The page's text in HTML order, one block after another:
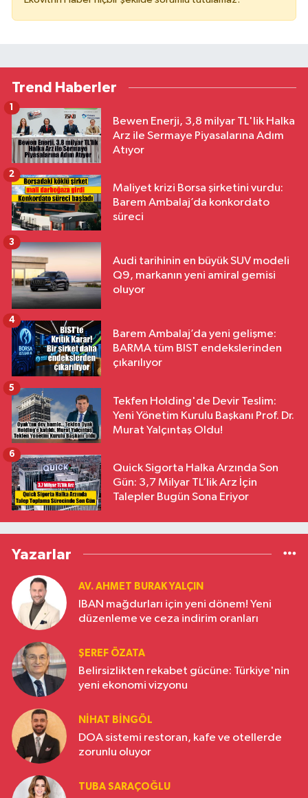
Trend Haberler
Bewen Enerji, 3,8 milyar TL'lik Halka
Arz ile Sermaye Piyasalarına Adım
Atıyor
1
Maliyet krizi Borsa şirketini vurdu:
Barem Ambalaj’da konkordato
süreci
2
Audi tarihinin en büyük SUV modeli
Q9, markanın yeni amiral gemisi
oluyor
3
Barem Ambalaj’da yeni gelişme:
BARMA tüm BIST endekslerinden
çıkarılıyor
4
Tekfen Holding'de Devir Teslim:
Yeni Yönetim Kurulu Başkanı Prof. Dr.
Murat Yalçıntaş Oldu!
5
Quick Sigorta Halka Arzında Son
Gün: 3,7 Milyar TL’lik Arz İçin
Talepler Bugün Sona Eriyor
6
Yazarlar
AV. AHMET BURAK YALÇIN
IBAN mağdurları için yeni dönem! Yeni
düzenleme ve ceza indirim oranları
ŞEREF ÖZATA
Belirsizlikten rekabet gücüne: Türkiye'nin
yeni ekonomi vizyonu
NIHAT BINGÖL
DOA sistemi restoran, kafe ve otellerde
zorunlu oluyor
TUBA SARAÇOĞLU